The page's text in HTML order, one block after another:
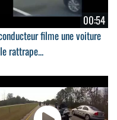
00:54
filme une voiture
rattrape...